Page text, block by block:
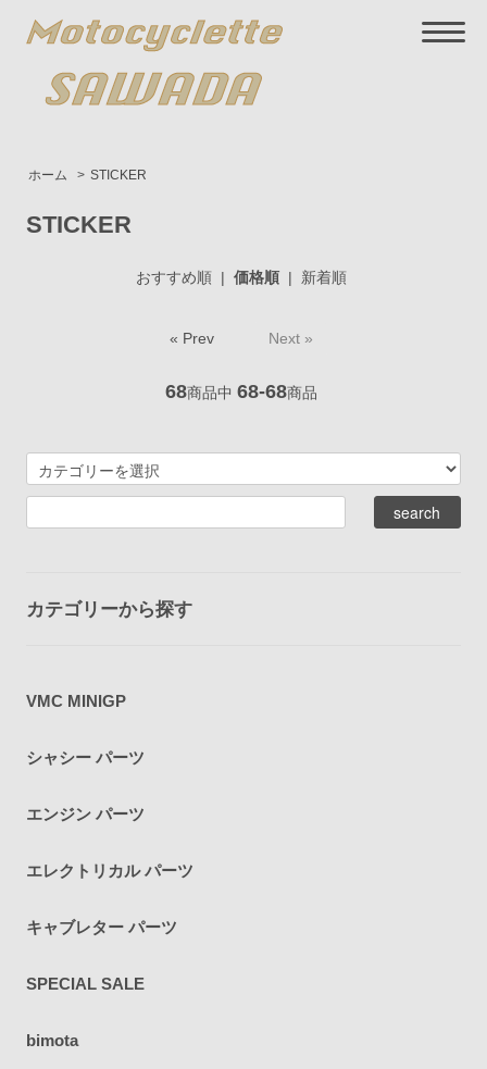
ホーム > STICKER
STICKER
おすすめ順| 価格順| 新着順
« Prev Next »
68商品中 68-68商品
カテゴリーから探す
VMC MINIGP
シャシー パーツ
エンジン パーツ
エレクトリカル パーツ
キャブレター パーツ
SPECIAL SALE
bimota